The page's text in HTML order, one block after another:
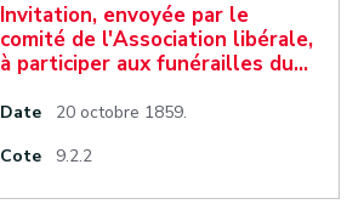
Invitation, envoyée par le
comité de l'Association libérale,
à participer aux funérailles du…
Date
20 octobre 1859.
Cote
9.2.2